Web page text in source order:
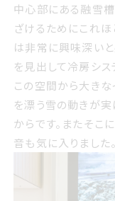
そこで雪対策のイ
部にある融雪槽を
ためにこれほど複
に興味深いと感じ
て冷房システムに
から大きなインスピ
の動きが実に美し
またそこに響く水の
入りました Niederさ
中心部にある融雪
ざけるためにこれ
は非常に興味深い
を見出して冷房シス
この空間から大きな
を漂う雪の動きが実
からです。またそこ
音も気に入りました